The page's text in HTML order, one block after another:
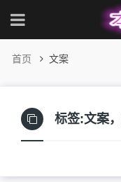
首页 文案
标签:文案，